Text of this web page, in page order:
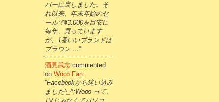
バーに戻しました。そ
れ以来、年末年始のセ
ールで¥3,000を目安に
毎年、買っています
が、1番いいブランドは
ブラウン …”
酒見武志 commented
on Wooo Fan:
“Facebookから迷い込み
ました^_^;Wooo って、
TVじゃなくてパソコ